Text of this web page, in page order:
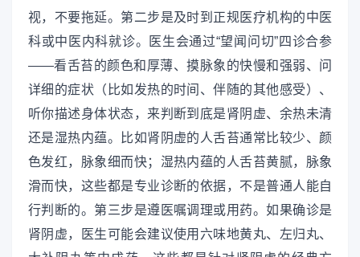
视，不要拖延。第二步是及时到正规医疗机构的中医
科或中医内科就诊。医生会通过“望闻问切”四诊合参
——看舌苔的颜色和厚薄、摸脉象的快慢和强弱、问
详细的症状（比如发热的时间、伴随的其他感受）、
听你描述身体状态，来判断到底是肾阴虚、余热未清
还是湿热内蕴。比如肾阴虚的人舌苔通常比较少、颜
色发红，脉象细而快；湿热内蕴的人舌苔黄腻，脉象
滑而快，这些都是专业诊断的依据，不是普通人能自
行判断的。第三步是遵医嘱调理或用药。如果确诊是
肾阴虚，医生可能会建议使用六味地黄丸、左归丸、